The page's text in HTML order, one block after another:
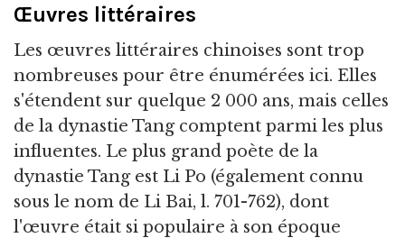
Œuvres littéraires
Les œuvres littéraires chinoises sont trop
nombreuses pour être énumérées ici. Elles
s'étendent sur quelque 2 000 ans, mais celles
de la dynastie Tang comptent parmi les plus
influentes. Le plus grand poète de la
dynastie Tang est Li Po (également connu
sous le nom de Li Bai, l. 701-762), dont
l'œuvre était si populaire à son époque